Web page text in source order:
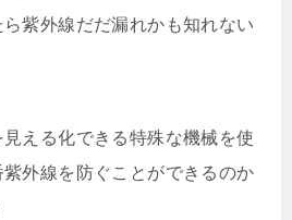
紫外線だだ漏れかも知れない
える化できる特殊な機械を使
外線を防ぐことができるのか